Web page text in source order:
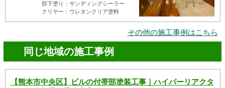
部下塗り：サンディングシーラー
クリヤー：ウレタンクリア塗料
その他の施工事例はこちら
同じ地域の施工事例
【熊本市中央区】ビルの付帯部塗装工事｜ハイパーリアクタ